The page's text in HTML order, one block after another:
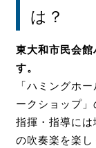
は？
東大和市民会
す。
「ハミングホ
ークショップ」
指揮・指導に
の吹奏楽を楽し